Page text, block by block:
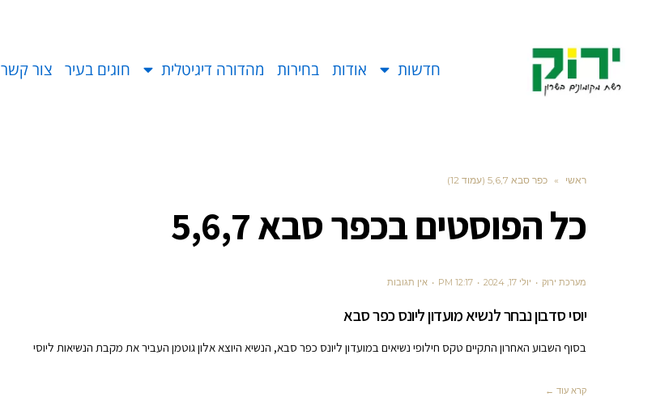
חדשות אודות בחירות מהדורה דיגיטלית חוגים בעיר צור קשר
ראשי » כפר סבא 5,6,7 (עמוד 12)
כל הפוסטים בכפר סבא 5,6,7
מערכת ירוק יולי 17, 2024 12:17 PM אין תגובות
יוסי סדבון נבחר לנשיא מועדון ליונס כפר סבא
בסוף השבוע האחרון התקיים טקס חילופי נשיאים במועדון ליונס כפר סבא, הנשיא היוצא אלון גוטמן העביר את מקבת הנשיאות ליוסי
קרא עוד ←